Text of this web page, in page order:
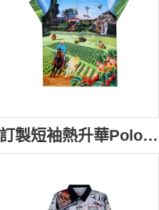
訂製短袖熱升華Polo恤 全件印花 澳洲農場 熱升華生產商 P1585